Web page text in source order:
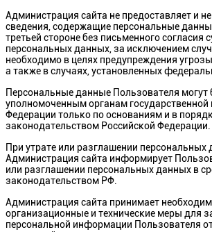
Администрация сайта не предоставляет и
сведения, содержащие персональные
третьей стороне без письменного согласия
персональных данных, за исключением
необходимо в целях предупреждения
а также в случаях, установленных
Персональные данные Пользователя
уполномоченным органам государственной
Федерации только по основаниям и в
законодательством Российской Федерации.
При утрате или разглашении персональных
Администрация сайта информирует
или разглашении персональных данных в
законодательством РФ.
Администрация сайта принимает
организационные и технические меры для
персональной информации Пользователя